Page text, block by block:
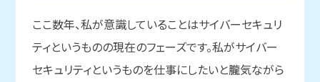
ここ数年、私が意識していることはサイバーセキュリ
ティというものの現在のフェーズです。私がサイバー
セキュリティというものを仕事にしたいと朧気ながら